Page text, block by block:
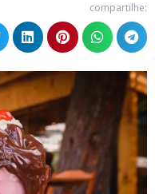
compartilhe: